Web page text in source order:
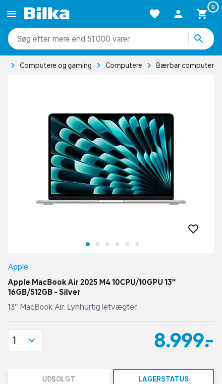
0
mere end 51.000 varer
Computere og gaming Computere Bærbar computer
Apple
Apple MacBook Air 2025 M4 10CPU/10GPU 13"
16GB/512GB - Silver
13" MacBook Air. Lynhurtig letvægter.
8.999,-
1
UDSOLGT LAGERSTATUS